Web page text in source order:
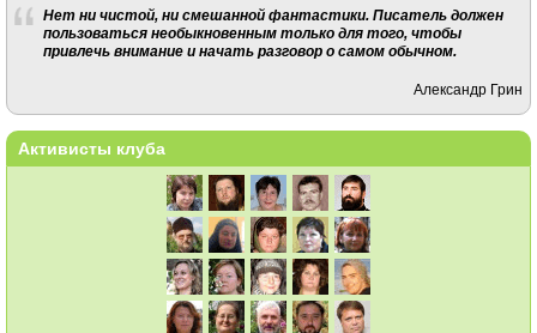
Нет ни чистой, ни смешанной фантастики. Писатель должен
пользоваться необыкновенным только для того, чтобы
привлечь внимание и начать разговор о самом обычном.
Александр Грин
Активисты клуба